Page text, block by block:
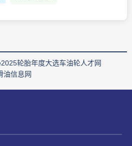
轮胎年度大选车油轮人才网
油信息网